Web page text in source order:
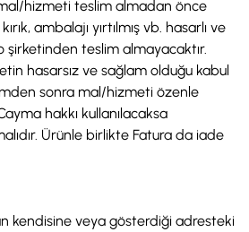
mal/hizmeti teslim almadan önce
ambalajı yırtılmış vb. hasarlı ve
şirketinden teslim almayacaktır.
hasarsız ve sağlam olduğu kabul
sonra mal/hizmeti özenle
hakkı kullanılacaksa
Ürünle birlikte Fatura da iade
kendisine veya gösterdiği adresteki